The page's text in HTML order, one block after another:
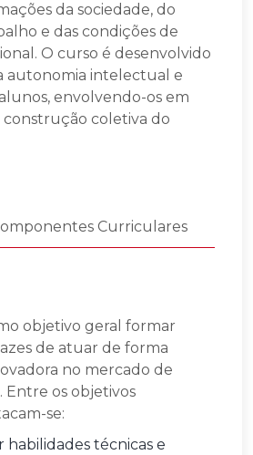
da sociedade, do
e das condições de
O curso é desenvolvido
autonomia intelectual e
envolvendo-os em
construção coletiva do
Curriculares
objetivo geral formar
de atuar de forma
no mercado de
Entre os objetivos
se:
habilidades técnicas e